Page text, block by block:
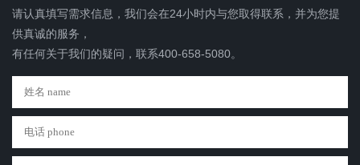
请认真填写需求信息，我们会在24小时内与您取得联系，并为您提
供真诚的服务，
有任何关于我们的疑问，联系400-658-5080。